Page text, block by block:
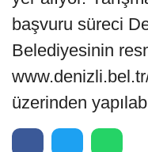
başvuru süreci
Belediyesinin
üzerinden